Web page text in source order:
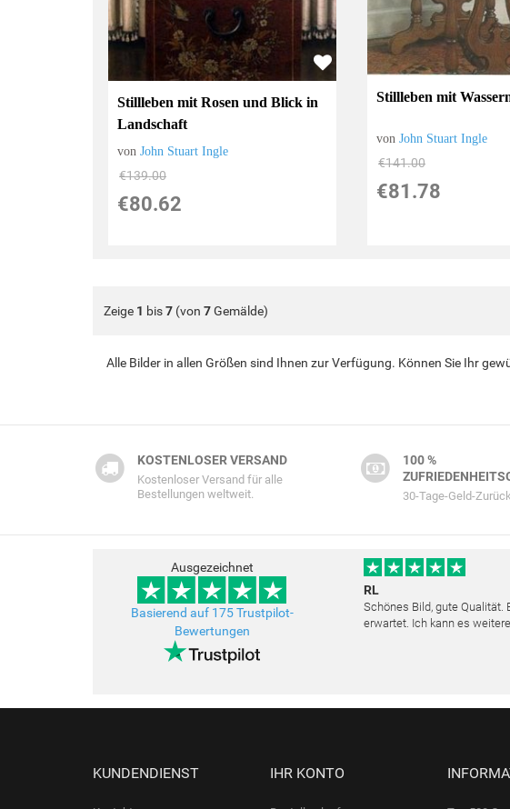
Stillleben mit Rosen und Blick in
Landschaft
vonJohn Stuart Ingle
€139.00
€80.62
Stillleben mit
vonJohn Stuart Ingle
€141.00
€81.78
Zeige 1 bis7 (von 7Gemälde)
Alle Bilder in allen Größen sind Ihnen zur Verfügung. Können Sie Ihr
KOSTENLOSER VERSAND
Kostenloser Versand für alle
Bestellungen weltweit.
100 %
30-Tage-Geld-
Ausgezeichnet
Basierend auf 175 Trustpilot-
Bewertungen
RL
Schönes Bild, gute Qualität.
erwartet. Ich kann es
KUNDENDIENST IHR KONTO